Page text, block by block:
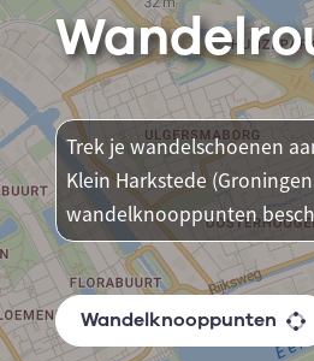
Trek je wandelschoenen
Klein Harkstede
wandelknooppunten
Wandelknooppunten